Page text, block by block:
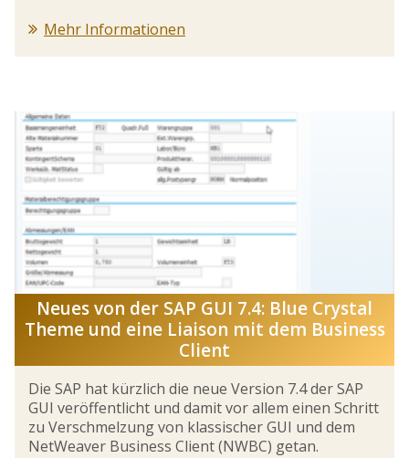
Mehr Informationen
Neues von der SAP GUI 7.4: Blue Crystal
Theme und eine Liaison mit dem Business
Client
Die SAP hat kürzlich die neue Version 7.4 der SAP
GUI veröffentlicht und damit vor allem einen Schritt
zu Verschmelzung von klassischer GUI und dem
NetWeaver Business Client (NWBC) getan.